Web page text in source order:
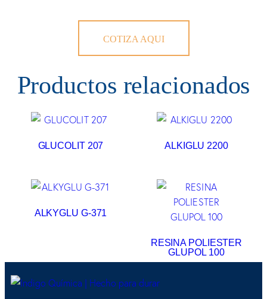
COTIZA AQUI
Productos relacionados
GLUCOLIT 207 ALKIGLU 2200
ALKYGLU G-371
RESINA POLIESTER
GLUPOL 100